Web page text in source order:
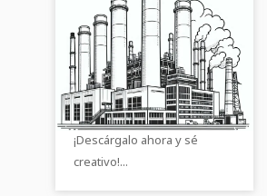
Dibujo para colorear
de una planta de
energía de gas -
Oferta de descarga
gratuita
Descubre nuestro dibujo
para colorear de una central
eléctrica de gas. Es gratuito.
¡Descárgalo ahora y sé
creativo!...